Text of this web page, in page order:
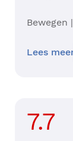
Bewegen
Lees
7.7